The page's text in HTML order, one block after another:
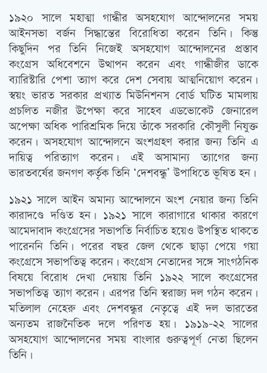
১৯২০ সালে মহাত্মা গান্ধীর অসহযোগ আন্দোলনের সময়
আইনসভা বর্জন সিদ্ধান্তের বিরোধিতা করেন তিনি। কিন্তু
কিছুদিন পর তিনি নিজেই অসহযোগ আন্দোলনের প্রস্তাব
কংগ্রেস অধিবেশনে উত্থাপন করেন এবং গান্ধীজীর ডাকে
ব্যারিস্টারি পেশা ত্যাগ করে দেশ সেবায় আত্মনিয়োগ করেন।
স্বয়ং ভারত সরকার প্রখ্যাত মিউনিশনস বোর্ড ঘটিত মামলায়
প্রচলিত নজীর উপেক্ষা করে সাহেব এডভোকেট জেনারেল
অপেক্ষা অধিক পারিশ্রমিক দিয়ে তাঁকে সরকারি কৌসুলী নিযুক্ত
করেন। অসহযোগ আন্দোলনে অংশগ্রহণ করার জন্য তিনি এ
দায়িত্ব পরিত্যাগ করেন। এই অসামান্য ত্যাগের জন্য
ভারতবর্ষের জনগণ কর্তৃক তিনি ‘দেশবন্ধু’ উপাধিতে ভূষিত হন।
১৯২১ সালে আইন অমান্য আন্দোলনে অংশ নেয়ার জন্য তিনি
কারাদণ্ডে দণ্ডিত হন। ১৯২১ সালে কারাগারে থাকার কারণে
আমেদাবাদ কংগ্রেসের সভাপতি নির্বাচিত হয়েও উপস্থিত থাকতে
পারেননি তিনি। পরের বছর জেল থেকে ছাড়া পেয়ে গয়া
কংগ্রেসে সভাপতিত্ব করেন। কংগ্রেস নেতাদের সঙ্গে সাংগঠনিক
বিষয়ে বিরোধ দেখা দেয়ায় তিনি ১৯২২ সালে কংগ্রেসের
সভাপতিত্ব ত্যাগ করেন। এরপর তিনি স্বরাজ্য দল গঠন করেন।
মতিলাল নেহেরু এবং দেশবন্ধুর নেতৃত্বে এই দল ভারতের
অন্যতম রাজনৈতিক দলে পরিণত হয়। ১৯১৯-২২ সালের
অসহযোগ আন্দোলনের সময় বাংলার গুরুত্বপূর্ণ নেতা ছিলেন
তিনি।